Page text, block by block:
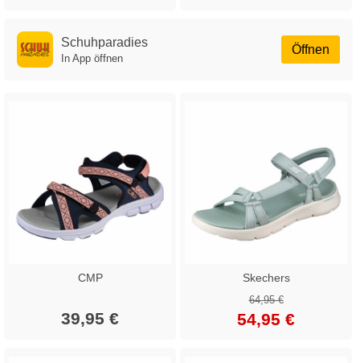
Öffnen
Schuhparadies
In App öffnen
CMP
39,95 €
Skechers
64,95 €
54,95 €